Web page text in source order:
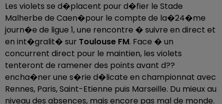
Les violets se d�placent pour d�fier le Stade
Malherbe de Caen�pour le compte de la�24�me
journ�e de ligue 1, une rencontre � suivre en direct et
en int�gralit� sur Toulouse FM. Face � un
concurrent direct pour le maintien, les violets
tenteront de ramener des points avant d??
encha�ner une s�rie d�licate en championnat avec
Rennes, Paris, Saint-Etienne puis Marseille. Du mieux au
niveau des absences, mais encore pas mal de monde.